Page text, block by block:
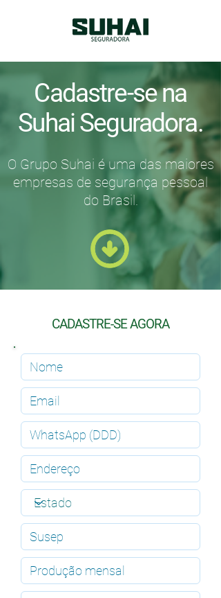
Cadastre-se na
Suhai Seguradora.
O Grupo Suhai é uma das maiores
empresas de segurança pessoal
do Brasil.
CADASTRE-SE AGORA